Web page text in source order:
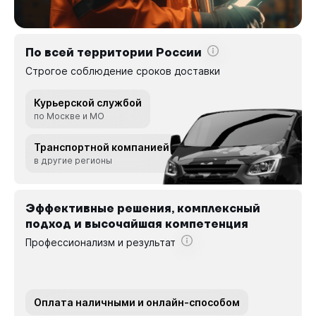
По всей территории России
Строгое соблюдение сроков доставки
Курьерской службой
по Москве и МО
Транспортной компанией
в другие регионы
Эффективные решения, комплексный
подход и высочайшая компетенция
Профессионализм и результат
Оплата наличными и онлайн-способом